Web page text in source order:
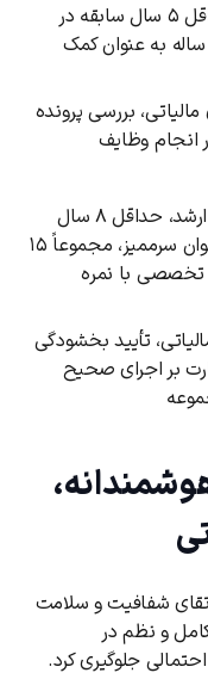
رشته ‌های مالی یا حسابداری، حداقل ۵ سال سابقه در
ساله به‌ عنوان کمک
بررسی پرونده‌
انجام وظایف
شرایط: دارا بودن مدرک کارشناسی ارشد، حداقل ۸ سال
سابقه مرتبط، ۴ سال تجربه به‌ عنوان سرممیز، مجموعاً ۱۵
تخصصی با نمره
تأیید بخشودگی
بر اجرای صحیح
شفافیت و سلامت
و نظم در
جلوگیری کرد.